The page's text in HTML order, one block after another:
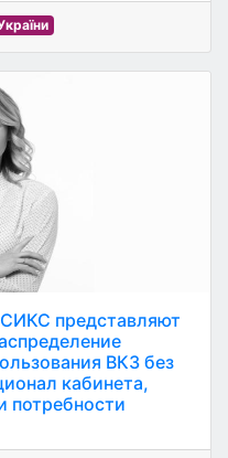
представляют
ВКЗ без
кабинета,
потребности